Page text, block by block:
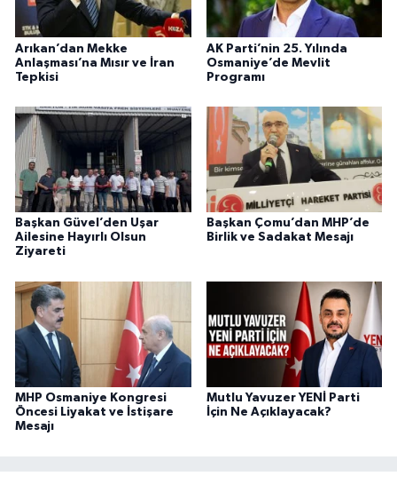
Arıkan’dan Mekke
Anlaşması’na Mısır ve İran
Tepkisi
AK Parti’nin 25. Yılında
Osmaniye’de Mevlit
Programı
Başkan Güvel’den Uşar
Ailesine Hayırlı Olsun
Ziyareti
Başkan Çomu’dan MHP’de
Birlik ve Sadakat Mesajı
MHP Osmaniye Kongresi
Öncesi Liyakat ve İstişare
Mesajı
Mutlu Yavuzer YENİ Parti
İçin Ne Açıklayacak?